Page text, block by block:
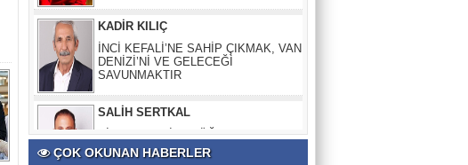
DENİZİ’Nİ VE GELECEĞİ
SAVUNMAKTIR
SALİH SERTKAL
BİR DARBECİNiN “ÖĞRETMENLER
GÜNÜ”
ÇOK OKUNAN HABERLER